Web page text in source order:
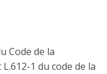
Code de la
1 du code de la